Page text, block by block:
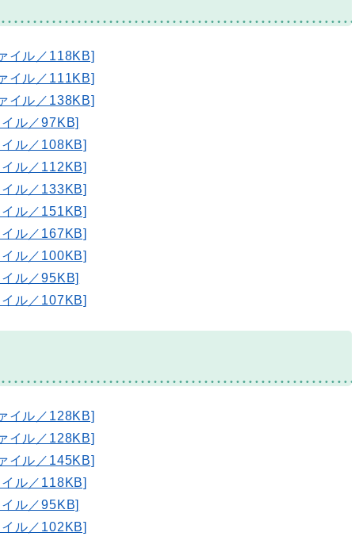
イル／118KB]
イル／111KB]
イル／138KB]
ル／97KB]
ル／108KB]
ル／112KB]
ル／133KB]
ル／151KB]
ル／167KB]
ル／100KB]
ル／95KB]
ル／107KB]
イル／128KB]
イル／128KB]
イル／145KB]
ル／118KB]
ル／95KB]
ル／102KB]